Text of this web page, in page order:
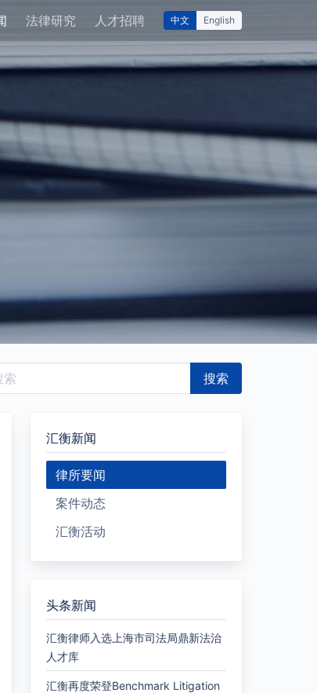
法律研究 人才招聘 中文 English
搜索
汇衡新闻
律所要闻
案件动态
汇衡活动
头条新闻
汇衡律师入选上海市司法局鼎新法治
人才库
汇衡再度荣登Benchmark Litigation